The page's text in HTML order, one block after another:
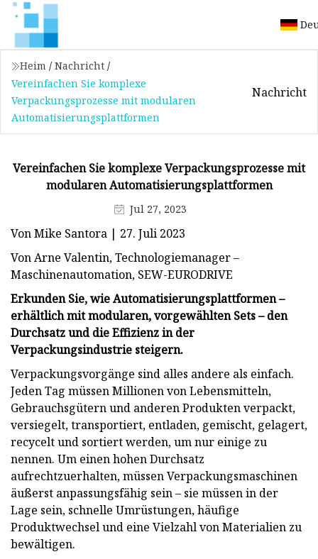
Heim / Nachricht /
Vereinfachen Sie komplexe
Verpackungsprozesse mit modularen
Automatisierungsplattformen
Nachricht
Vereinfachen Sie komplexe Verpackungsprozesse mit
modularen Automatisierungsplattformen
Jul 27, 2023
Von Mike Santora | 27. Juli 2023
Von Arne Valentin, Technologiemanager –
Maschinenautomation, SEW-EURODRIVE
Erkunden Sie, wie Automatisierungsplattformen –
erhältlich mit modularen, vorgewählten Sets – den
Durchsatz und die Effizienz in der
Verpackungsindustrie steigern.
Verpackungsvorgänge sind alles andere als einfach.
Jeden Tag müssen Millionen von Lebensmitteln,
Gebrauchsgütern und anderen Produkten verpackt,
versiegelt, transportiert, entladen, gemischt, gelagert,
recycelt und sortiert werden, um nur einige zu
nennen. Um einen hohen Durchsatz
aufrechtzuerhalten, müssen Verpackungsmaschinen
äußerst anpassungsfähig sein – sie müssen in der
Lage sein, schnelle Umrüstungen, häufige
Produktwechsel und eine Vielzahl von Materialien zu
bewältigen.